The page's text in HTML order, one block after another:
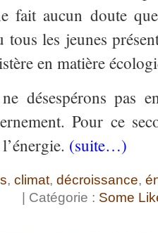
fait aucun doute
les jeunes
en matière
désespérons pas
Pour ce
(suite…)
, climat, décroissance,
| Catégorie : Some